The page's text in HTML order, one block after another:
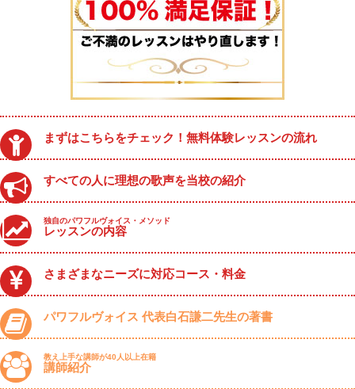
まずはこちらをチェック！無料体験レッスンの流れ
すべての人に理想の歌声を当校の紹介
独自のパワフルヴォイス・メソッド
レッスンの内容
さまざまなニーズに対応コース・料金
パワフルヴォイス 代表白石謙二先生の著書
教え上手な講師が40人以上在籍
講師紹介